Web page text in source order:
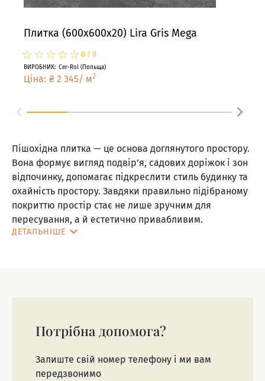
Плитка (600x600x20) Lira Gris Mega
☆
★☆
★☆
★☆
★☆
★ 0 / 0
ВИРОБНИК: Cer-Rol (Польща)
Ціна: ₴ 2 345/ м2
Пішохідна плитка — це основа доглянутого простору.
Вона формує вигляд подвір’я, садових доріжок і зон
відпочинку, допомагає підкреслити стиль будинку та
охайність простору. Завдяки правильно підібраному
покриттю простір стає не лише зручним для
пересування, а й естетично привабливим.
підходить для приватних дворів де важлива не лише
краса, а й надійність і якість.
Різновиди плитки для пішохідних зон
ДЕТАЛЬНІШЕ
Потрібна допомога?
Залиште свій номер телефону і ми вам
передзвонимо